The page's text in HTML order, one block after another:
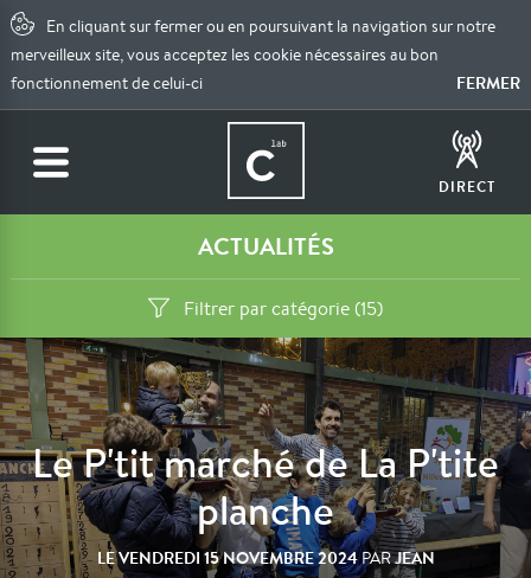
En cliquant sur fermer ou en poursuivant la navigation sur notre
merveilleux site, vous acceptez les cookie nécessaires au bon
fonctionnement de celui-ci
FERMER
DIRECT
ACTUALITÉS
Filtrer par catégorie (15)
Le P'tit marché de La P'tite
planche
LEVENDREDI 15 NOVEMBRE 2024PARJEAN